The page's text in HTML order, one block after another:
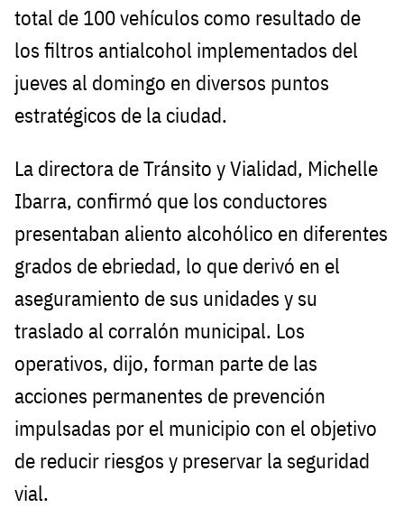
total de 100 vehículos como resultado de
los filtros antialcohol implementados del
jueves al domingo en diversos puntos
estratégicos de la ciudad.
La directora de Tránsito y Vialidad, Michelle
Ibarra, confirmó que los conductores
presentaban aliento alcohólico en diferentes
grados de ebriedad, lo que derivó en el
aseguramiento de sus unidades y su
traslado al corralón municipal. Los
operativos, dijo, forman parte de las
acciones permanentes de prevención
impulsadas por el municipio con el objetivo
de reducir riesgos y preservar la seguridad
vial.